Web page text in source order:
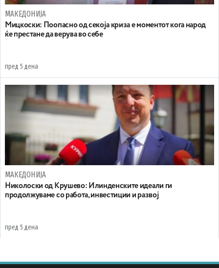
МАКЕДОНИЈА
Мицкоски: Поопасно од секоја криза е моментот кога народ
ќе престане да верува во себе
пред 5 дена
МАКЕДОНИЈА
Николоски од Крушево: Илинденските идеали ги
продолжуваме со работа, инвестиции и развој
пред 5 дена